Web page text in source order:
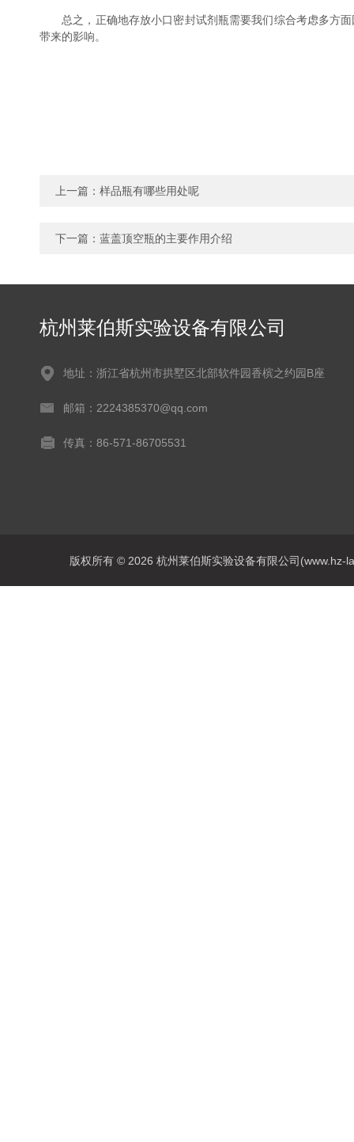
总之，正确地存放小口密封试剂瓶需要我们综合考虑多方面
带来的影响。
上一篇： 样品瓶有哪些用处呢
下一篇： 蓝盖顶空瓶的主要作用介绍
杭州莱伯斯实验设备有限公司
地址：浙江省杭州市拱墅区北部软件园香槟之约园B座
邮箱：2224385370@qq.com
传真：86-571-86705531
版权所有 © 2026 杭州莱伯斯实验设备有限公司